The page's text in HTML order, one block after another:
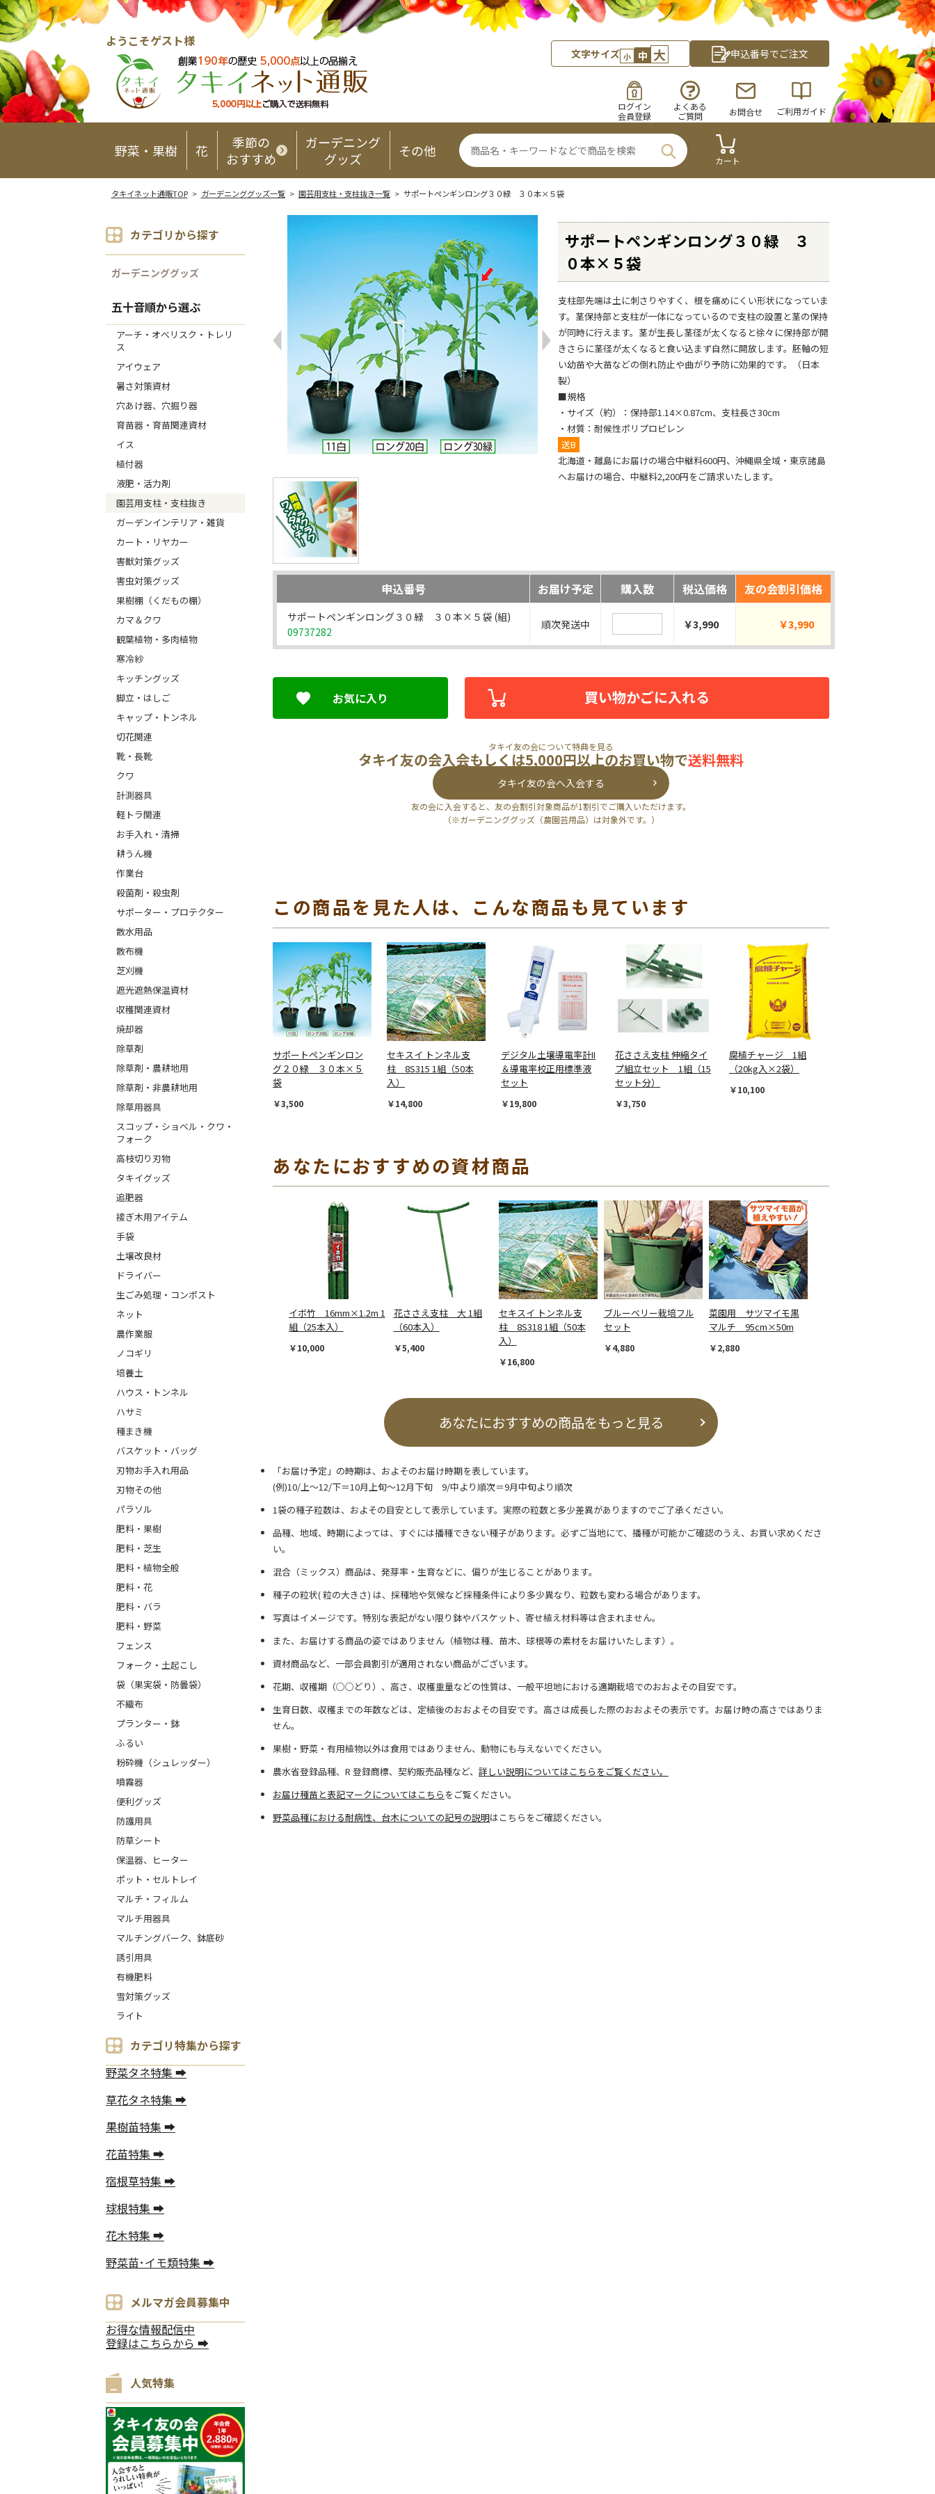
ようこそゲスト様
文字サイズ 小 中 大 申込番号でご注文
ログイン
会員登録
よくある
ご質問
お問合せ ご利用ガイド
野菜・果樹 花
季節の
おすすめ
ガーデニング
グッズ
その他
カート
タキイネット通販TOP> ガーデニンググッズ一覧> 園芸用支柱・支柱抜き一覧> サポートペンギンロング３０緑 ３０本×５袋
カテゴリから探す
ガーデニンググッズ
五十音順から選ぶ
アーチ・オベリスク・トレリ
ス
アイウェア
暑さ対策資材
穴あけ器、穴掘り器
育苗器・育苗関連資材
イス
植付器
液肥・活力剤
園芸用支柱・支柱抜き
ガーデンインテリア・雑貨
カート・リヤカー
害獣対策グッズ
害虫対策グッズ
果樹棚（くだもの棚）
カマ＆クワ
観葉植物・多肉植物
寒冷紗
キッチングッズ
脚立・はしご
キャップ・トンネル
切花関連
靴・長靴
クワ
計測器具
軽トラ関連
お手入れ・清掃
耕うん機
作業台
殺菌剤・殺虫剤
サポーター・プロテクター
散水用品
散布機
芝刈機
遮光遮熱保温資材
収穫関連資材
焼却器
除草剤
除草剤・農耕地用
除草剤・非農耕地用
除草用器具
スコップ・ショベル・クワ・
フォーク
高枝切り刃物
タキイグッズ
追肥器
接ぎ木用アイテム
手袋
土壌改良材
ドライバー
生ごみ処理・コンポスト
ネット
農作業服
ノコギリ
培養土
ハウス・トンネル
ハサミ
種まき機
バスケット・バッグ
刃物お手入れ用品
刃物その他
パラソル
肥料・果樹
肥料・芝生
肥料・植物全般
肥料・花
肥料・バラ
肥料・野菜
フェンス
フォーク・土起こし
袋（果実袋・防曇袋）
不織布
プランター・鉢
ふるい
粉砕機（シュレッダー）
噴霧器
便利グッズ
防護用具
防草シート
保温器、ヒーター
ポット・セルトレイ
マルチ・フィルム
マルチ用器具
マルチングバーク、鉢底砂
誘引用具
有機肥料
雪対策グッズ
ライト
カテゴリ特集から探す
野菜タネ特集 ➡
草花タネ特集 ➡
果樹苗特集 ➡
花苗特集 ➡
宿根草特集 ➡
球根特集 ➡
花木特集 ➡
野菜苗･イモ類特集 ➡
メルマガ会員募集中
お得な情報配信中
登録はこちらから ➡
人気特集
サポートペンギンロング３０緑 ３
０本×５袋
支柱部先端は土に刺さりやすく、根を痛めにくい形状になっていま
す。茎保持部と支柱が一体になっているので支柱の設置と茎の保持
が同時に行えます。茎が生長し茎径が太くなると徐々に保持部が開
きさらに茎径が太くなると食い込まず自然に開放します。胚軸の短
い幼苗や大苗などの倒れ防止や曲がり予防に効果的です。（日本
製）
■規格
・サイズ（約）：保持部1.14×0.87cm、支柱長さ30cm
・材質：耐候性ポリプロピレン
送B
北海道・離島にお届けの場合中継料600円、沖縄県全域・東京諸島
へお届けの場合、中継料2,200円をご請求いたします。
申込番号 お届け予定 購入数 税込価格 友の会割引価格
サポートペンギンロング３０緑 ３０本×５袋 (組)
09737282
順次発送中 ￥3,990 ￥3,990
お気に入り 買い物かごに入れる
タキイ友の会について特典を見る
タキイ友の会入会もしくは5,000円以上のお買い物で送料無料
タキイ友の会へ入会する
友の会に入会すると、友の会割引対象商品が1割引でご購入いただけます。
（※ガーデニンググッズ（農園芸用品）は対象外です。）
この商品を見た人は、こんな商品も見ています
サポートペンギンロン
グ２０緑 ３０本×５
袋
￥3,500
セキスイ トンネル支
柱 8S315 1組（50本
入）
￥14,800
デジタル土壌導電率計II
＆導電率校正用標準液
セット
￥19,800
花ささえ支柱 伸縮タイ
プ組立セット 1組（15
セット分）
￥3,750
腐植チャージ 1組
（20kg入×2袋）
￥10,100
あなたにおすすめの資材商品
イボ竹 16mm×1.2m 1
組（25本入）
￥10,000
花ささえ支柱 大 1組
（60本入）
￥5,400
セキスイ トンネル支
柱 8S318 1組（50本
入）
￥16,800
ブルーベリー栽培フル
セット
￥4,880
菜園用 サツマイモ黒
マルチ 95cm×50m
￥2,880
あなたにおすすめの商品をもっと見る
「お届け予定」の時期は、およそのお届け時期を表しています。
(例)10/上～12/下＝10月上旬～12月下旬 9/中より順次＝9月中旬より順次
1袋の種子粒数は、およその目安として表示しています。実際の粒数と多少差異がありますのでご了承ください。
品種、地域、時期によっては、すぐには播種できない種子があります。必ずご当地にて、播種が可能かご確認のうえ、お買い求めくださ
い。
混合（ミックス）商品は、発芽率・生育などに、偏りが生じることがあります。
種子の粒状( 粒の大きさ) は、採種地や気候など採種条件により多少異なり、粒数も変わる場合があります。
写真はイメージです。特別な表記がない限り鉢やバスケット、寄せ植え材料等は含まれません。
また、お届けする商品の姿ではありません（植物は種、苗木、球根等の素材をお届けいたします）。
資材商品など、一部会員割引が適用されない商品がございます。
花期、収穫期（○○どり）、高さ、収穫重量などの性質は、一般平坦地における適期栽培でのおおよその目安です。
生育日数、収穫までの年数などは、定植後のおおよその目安です。高さは成長した際のおおよその表示です。お届け時の高さではありま
せん。
果樹・野菜・有用植物以外は食用ではありません、動物にも与えないでください。
農水省登録品種、R 登録商標、契約販売品種など、 詳しい説明についてはこちらをご覧ください。
お届け種苗と表記マークについてはこちら をご覧ください。
野菜品種における耐病性、台木についての記号の説明はこちらをご確認ください。